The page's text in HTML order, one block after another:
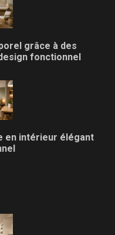
grâce à des
fonctionnel
en intérieur élégant